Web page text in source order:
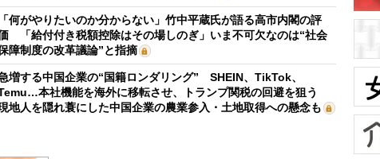
「何がやりたいのか分からない」竹中平蔵氏が語る高市内閣の評
「給付付き税額控除はその場しのぎ」いま不可欠なのは“社会
障制度の改革議論”と指摘
増する中国企業の“国籍ロンダリング” SHEIN、TikTok、
本社機能を海外に移転させ、トランプ関税の回避を狙う
地人を隠れ蓑にした中国企業の農業参入・土地取得への懸念も